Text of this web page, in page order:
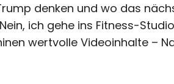
denken und wo das
ich gehe ins Fitness-
wertvolle Videoinhalte –